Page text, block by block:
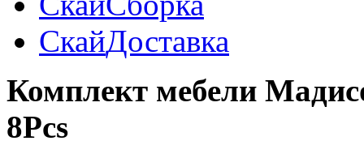
СкайДоставка
Комплект мебели
8Pcs